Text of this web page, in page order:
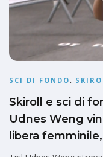
SCI DI FONDO,
Skiroll e sci di
Udnes Weng
libera